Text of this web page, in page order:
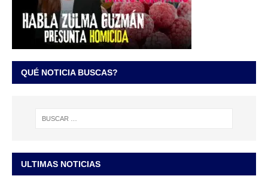
QUÉ NOTICIA BUSCAS?
ULTIMAS NOTICIAS